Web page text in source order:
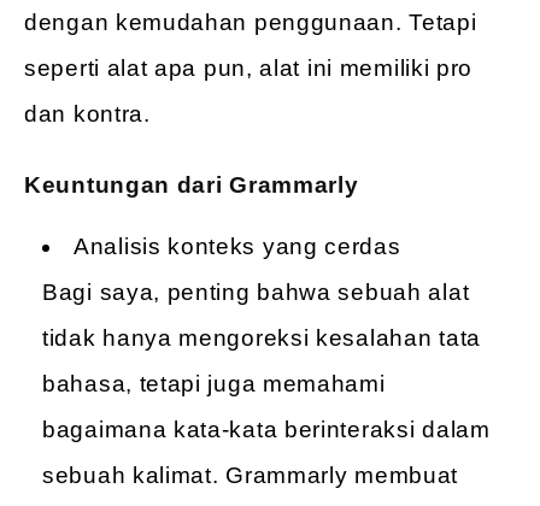
dengan kemudahan penggunaan. Tetapi
seperti alat apa pun, alat ini memiliki pro
dan kontra.
Keuntungan dari Grammarly
Analisis konteks yang cerdas
Bagi saya, penting bahwa sebuah alat
tidak hanya mengoreksi kesalahan tata
bahasa, tetapi juga memahami
bagaimana kata-kata berinteraksi dalam
sebuah kalimat. Grammarly membuat